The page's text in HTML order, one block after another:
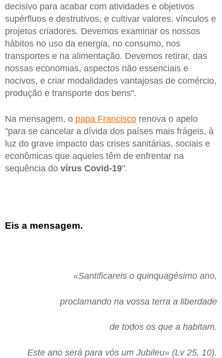
decisivo para acabar com atividades e objetivos
supérfluos e destrutivos, e cultivar valores, vínculos e
projetos criadores. Devemos examinar os nossos
hábitos no uso da energia, no consumo, nos
transportes e na alimentação. Devemos retirar, das
nossas economias, aspectos não essenciais e
nocivos, e criar modalidades vantajosas de comércio,
produção e transporte dos bens".
Na mensagem, o papa Francisco renova o apelo
"para se cancelar a dívida dos países mais frágeis, à
luz do grave impacto das crises sanitárias, sociais e
econômicas que aqueles têm de enfrentar na
sequência do vírus Covid-19".
Eis a mensagem.
«Santificareis o quinquagésimo ano,
proclamando na vossa terra a liberdade
de todos os que a habitam.
Este ano será para vós um Jubileu» (Lv 25, 10).